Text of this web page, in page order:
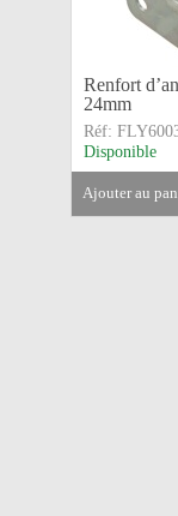
Renfort
24mm
Réf:
Disponible
ajouter au